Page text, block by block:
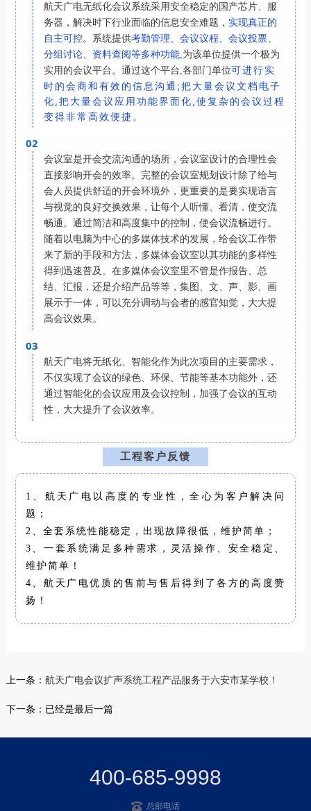
航天广电无纸化会议系统采用安全稳定的国产芯片、服
务器，解决时下行业面临的信息安全难题， 实现真正的
自主可控。系统提供考勤管理、会议议程、会议投票、
分组讨论、资料查阅等多种功能,为该单位提供一个极为
实用的会议平台。通过这个平台,各部门单位可进行实
时的会商和有效的信息沟通;把大量会议文档电子
化,把大量会议应用功能界面化,使复杂的会议过程
变得非常高效便捷。
02
会议室是开会交流沟通的场所，会议室设计的合理性会
直接影响开会的效率。完整的会议室规划设计除了给与
会人员提供舒适的开会环境外，更重要的是要实现语言
与视觉的良好交换效果，让每个人听懂、看清，使交流
畅通。通过简洁和高度集中的控制，使会议流畅进行。
随着以电脑为中心的多媒体技术的发展，给会议工作带
来了新的手段和方法，多媒体会议室以其功能的多样性
得到迅速普及。在多媒体会议室里不管是作报告、总
结、汇报，还是介绍产品等等，集图、文、声、影、画
展示于一体，可以充分调动与会者的感官知觉，大大提
高会议效果。
03
航天广电将无纸化、智能化作为此次项目的主要需求，
不仅实现了会议的绿色、环保、节能等基本功能外，还
通过智能化的会议应用及会议控制，加强了会议的互动
性，大大提升了会议效率。
工程客户反馈
1、航天广电以高度的专业性，全心为客户解决问
题；
2、全套系统性能稳定，出现故障很低，维护简单；
3、一套系统满足多种需求，灵活操作、安全稳定、
维护简单！
4、航天广电优质的售前与售后得到了各方的高度赞
扬！
上一条： 航天广电会议扩声系统工程产品服务于六安市某学校！
下一条：已经是最后一篇
400-685-9998
总部电话